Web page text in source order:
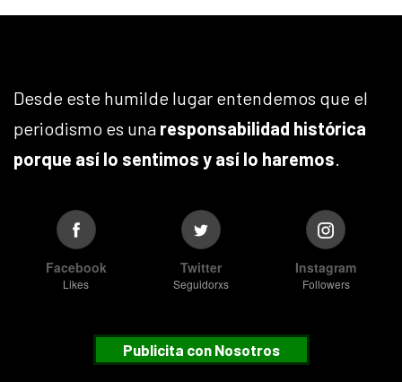
Desde este humilde lugar entendemos que el
periodismo es una responsabilidad histórica
porque así lo sentimos y así lo haremos.
Facebook
Likes
Twitter
Seguidorxs
Instagram
Followers
Publicita con Nosotros